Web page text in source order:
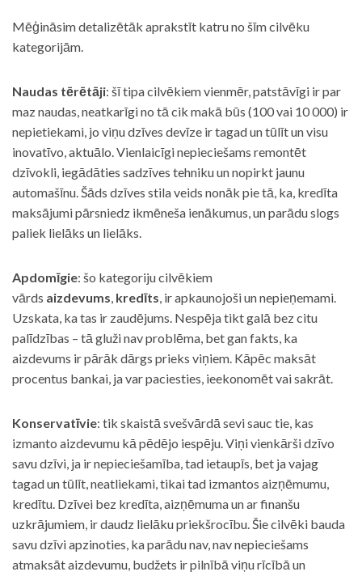
Mēģināsim detalizētāk aprakstīt katru no šīm cilvēku
kategorijām.
Naudas tērētāji: šī tipa cilvēkiem vienmēr, patstāvīgi ir par
maz naudas, neatkarīgi no tā cik makā būs (100 vai 10 000) ir
nepietiekami, jo viņu dzīves devīze ir tagad un tūlīt un visu
inovatīvo, aktuālo. Vienlaicīgi nepieciešams remontēt
dzīvokli, iegādāties sadzīves tehniku un nopirkt jaunu
automašīnu. Šāds dzīves stila veids nonāk pie tā, ka, kredīta
maksājumi pārsniedz ikmēneša ienākumus, un parādu slogs
paliek lielāks un lielāks.
Apdomīgie: šo kategoriju cilvēkiem
vārds aizdevums, kredīts, ir apkaunojoši un nepieņemami.
Uzskata, ka tas ir zaudējums. Nespēja tikt galā bez citu
palīdzības – tā gluži nav problēma, bet gan fakts, ka
aizdevums ir pārāk dārgs prieks viņiem. Kāpēc maksāt
procentus bankai, ja var paciesties, ieekonomēt vai sakrāt.
Konservatīvie: tik skaistā svešvārdā sevi sauc tie, kas
izmanto aizdevumu kā pēdējo iespēju. Viņi vienkārši dzīvo
savu dzīvi, ja ir nepieciešamība, tad ietaupīs, bet ja vajag
tagad un tūlīt, neatliekami, tikai tad izmantos aizņēmumu,
kredītu. Dzīvei bez kredīta, aizņēmuma un ar finanšu
uzkrājumiem, ir daudz lielāku priekšrocību. Šie cilvēki bauda
savu dzīvi apzinoties, ka parādu nav, nav nepieciešams
atmaksāt aizdevumu, budžets ir pilnībā viņu rīcībā un